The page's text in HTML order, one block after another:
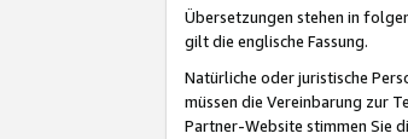
Übersetzungen stehen in
gilt die englische Fassung.
Natürliche oder juristische
müssen die Vereinbarung zur
Partner-Website stimmen Sie